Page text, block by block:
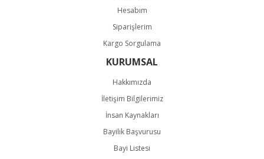
Hesabım
Siparişlerim
Kargo Sorgulama
KURUMSAL
Hakkımızda
İletişim Bilgilerimiz
İnsan Kaynakları
Bayilik Başvurusu
Bayi Listesi